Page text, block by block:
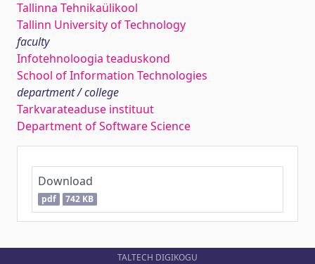
Tallinna Tehnikaülikool
Tallinn University of Technology
faculty
Infotehnoloogia teaduskond
School of Information Technologies
department / college
Tarkvarateaduse instituut
Department of Software Science
Download
pdf 742 KB
TALTECH DIGIKOGU